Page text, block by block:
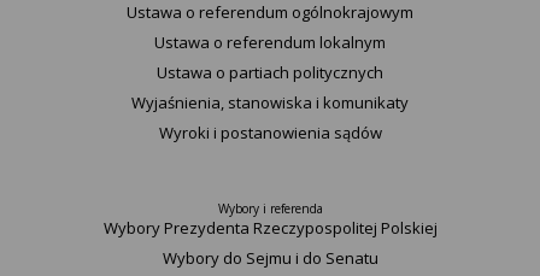
Ustawa o referendum ogólnokrajowym
Ustawa o referendum lokalnym
Ustawa o partiach politycznych
Wyjaśnienia, stanowiska i komunikaty
Wyroki i postanowienia sądów
Wybory i referenda
Wybory Prezydenta Rzeczypospolitej Polskiej
Wybory do Sejmu i do Senatu